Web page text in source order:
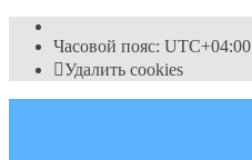
Часовой пояс: UTC+04:00
Удалить cookies